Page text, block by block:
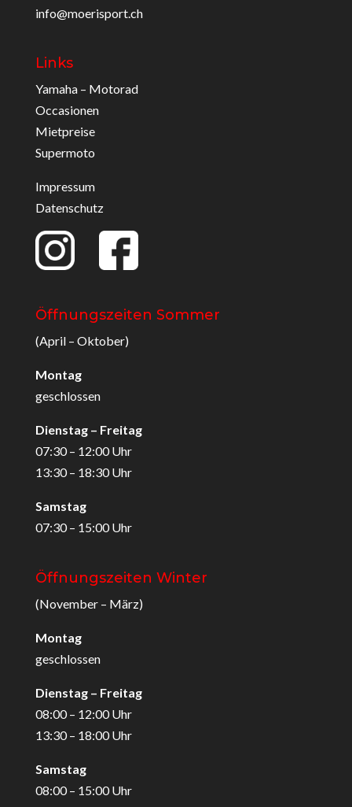
info@moerisport.ch
Links
Yamaha – Motorad
Occasionen
Mietpreise
Supermoto
Impressum
Datenschutz
Öffnungszeiten Sommer
(April – Oktober)
Montag
geschlossen
Dienstag – Freitag
07:30 – 12:00 Uhr
13:30 – 18:30 Uhr
Samstag
07:30 – 15:00 Uhr
Öffnungszeiten Winter
(November – März)
Montag
geschlossen
Dienstag – Freitag
08:00 – 12:00 Uhr
13:30 – 18:00 Uhr
Samstag
08:00 – 15:00 Uhr